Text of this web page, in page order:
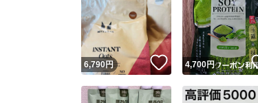
6,790円 いいね！
4,700円